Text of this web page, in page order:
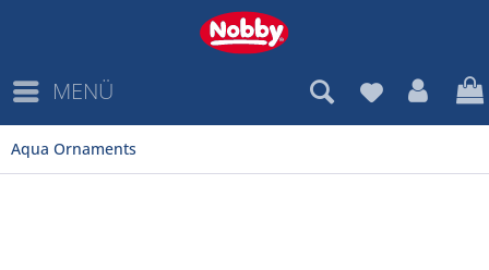
MENÜ
Aqua Ornaments